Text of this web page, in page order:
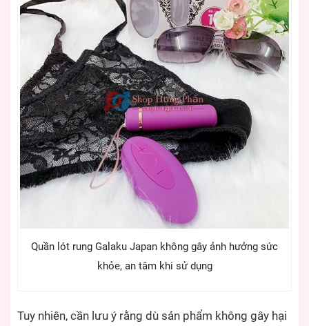
Quần lót rung Galaku Japan không gây ảnh hưởng sức
khỏe, an tâm khi sử dụng
Tuy nhiên, cần lưu ý rằng dù sản phẩm không gây hại